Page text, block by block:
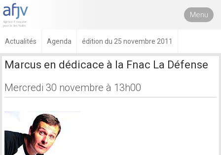
Menu
Actualités Agenda édition du 25 novembre 2011
Marcus en dédicace à la Fnac La Défense
Mercredi 30 novembre à 13h00